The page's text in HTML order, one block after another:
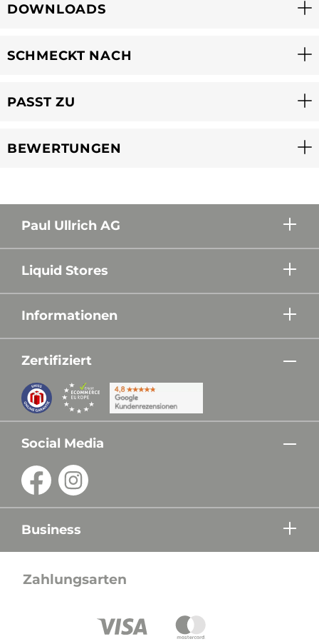
DOWNLOADS
SCHMECKT NACH
PASST ZU
BEWERTUNGEN
Paul Ullrich AG
Liquid Stores
Informationen
Zertifiziert
Social Media
Business
Zahlungsarten